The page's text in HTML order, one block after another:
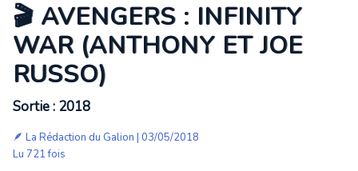
🎬 AVENGERS : INFINITY
WAR (ANTHONY ET JOE
RUSSO)
Sortie : 2018
🪶 La Rédaction du Galion | 03/05/2018
Lu 721 fois